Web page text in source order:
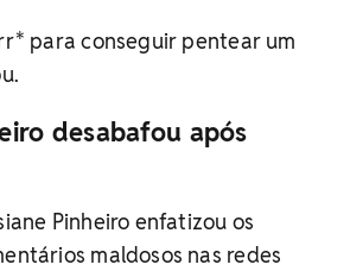
para conseguir pentear um
desabafou após
Pinheiro enfatizou os
maldosos nas redes